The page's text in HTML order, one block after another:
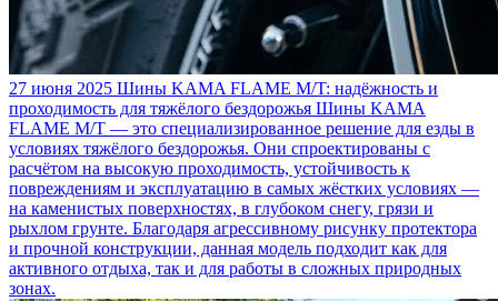
27 июня 2025 Шины KAMA FLAME M/T: надёжность и
проходимость для тяжёлого бездорожья Шины KAMA
FLAME M/T — это специализированное решение для езды в
условиях тяжёлого бездорожья. Они спроектированы с
расчётом на высокую проходимость, устойчивость к
повреждениям и эксплуатацию в самых жёстких условиях —
на каменистых поверхностях, в глубоком снегу, грязи и
рыхлом грунте. Благодаря агрессивному рисунку протектора
и прочной конструкции, данная модель подходит как для
активного отдыха, так и для работы в сложных природных
зонах.